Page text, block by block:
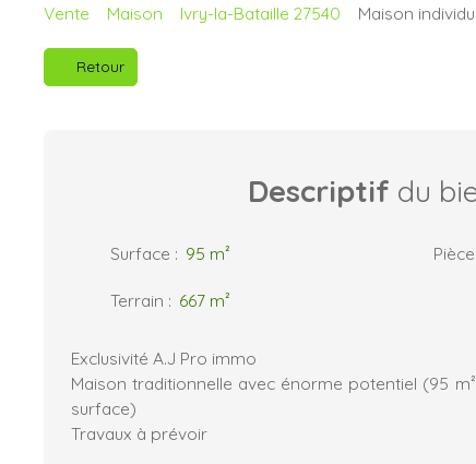
Vente Maison Ivry-la-Bataille 27540 Maison
Retour
Descriptif du
Surface : 95 m²
Terrain : 667 m²
Exclusivité A.J Pro immo
Maison traditionnelle avec énorme potentiel (95
surface)
Travaux à prévoir